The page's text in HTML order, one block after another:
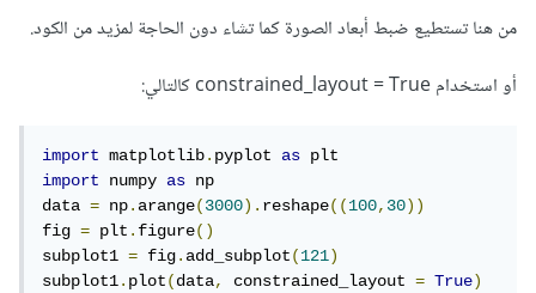
من هنا تستطيع ضبط أبعاد الصورة كما تشاء دون الحاجة لمزيد من الكود.
أو استخدام constrained_layout = True كالتالي:
import matplotlib.pyplot as
import
numpy as np
data = np.arange(3000).reshape((100,30))
fig = plt.figure()
subplot1 = fig.add_subplot(121)
subplot1.plot(data, constrained_layout = True)